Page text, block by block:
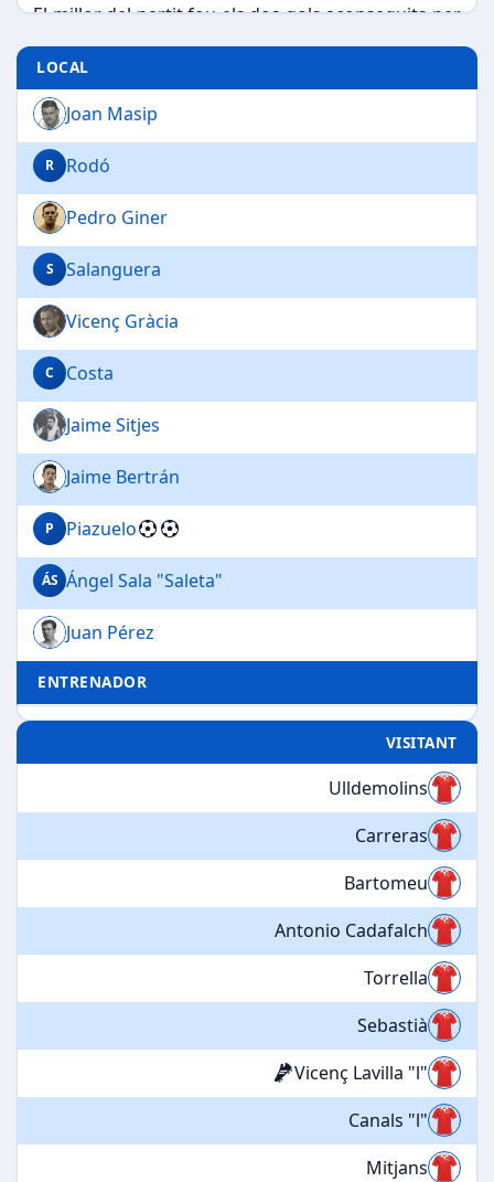
El millor del partit fou els dos gols aconseguits per
Piazuelo a la primera part. El primer agafant la
pilota a mig camp, on després de desfer-se
d'alguns adversaris engegà una canonada des de
lluny que fou imparable. El segon, també molt
vistós va ser aconseguit empalmant un gran xut a
la mitja volta. A la segona part Bonaventura va
rematar una centrada de Lavilla per deixar el
marcador en dos a un.
LOCAL
Joan Masip
R Rodó
Pedro Giner
S Salanguera
Vicenç Gràcia
C Costa
Jaime Sitjes
Jaime Bertrán
P Piazuelo
ÁS Ángel Sala "Saleta"
Juan Pérez
ENTRENADOR
VISITANT
Ulldemolins
Carreras
Bartomeu
Antonio Cadafalch
Torrella
Sebastià
Vicenç Lavilla "l"
Canals "l"
Mitjans